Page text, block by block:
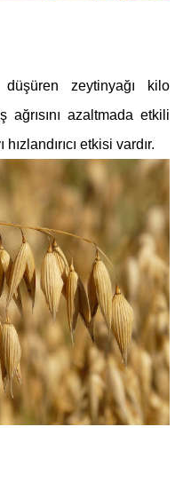
zeytinyağı kilo
ağrısını azaltmada etkili
etkisi vardır.